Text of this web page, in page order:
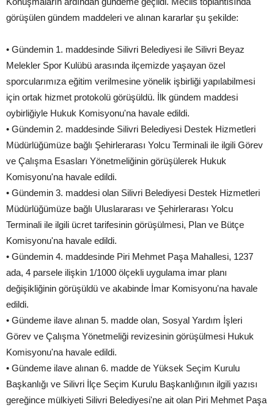
görüşülen gündem maddeleri ve alınan kararlar şu şekilde:
• Gündemin 1. maddesinde Silivri Belediyesi ile Silivri Beyaz
Melekler Spor Kulübü arasında ilçemizde yaşayan özel
sporcularımıza eğitim verilmesine yönelik işbirliği yapılabilmesi
için ortak hizmet protokolü görüşüldü. İlk gündem maddesi
oybirliğiyle Hukuk Komisyonu'na havale edildi.
• Gündemin 2. maddesinde Silivri Belediyesi Destek Hizmetleri
Müdürlüğümüze bağlı Şehirlerarası Yolcu Terminali ile ilgili Görev
ve Çalışma Esasları Yönetmeliğinin görüşülerek Hukuk
Komisyonu'na havale edildi.
• Gündemin 3. maddesi olan Silivri Belediyesi Destek Hizmetleri
Müdürlüğümüze bağlı Uluslararası ve Şehirlerarası Yolcu
Terminali ile ilgili ücret tarifesinin görüşülmesi, Plan ve Bütçe
Komisyonu'na havale edildi.
• Gündemin 4. maddesinde Piri Mehmet Paşa Mahallesi, 1237
ada, 4 parsele ilişkin 1/1000 ölçekli uygulama imar planı
değişikliğinin görüşüldü ve akabinde İmar Komisyonu'na havale
edildi.
• Gündeme ilave alınan 5. madde olan, Sosyal Yardım İşleri
Görev ve Çalışma Yönetmeliği revizesinin görüşülmesi Hukuk
Komisyonu'na havale edildi.
• Gündeme ilave alınan 6. madde de Yüksek Seçim Kurulu
Başkanlığı ve Silivri İlçe Seçim Kurulu Başkanlığının ilgili yazısı
gereğince mülkiyeti Silivri Belediyesi'ne ait olan Piri Mehmet Paşa